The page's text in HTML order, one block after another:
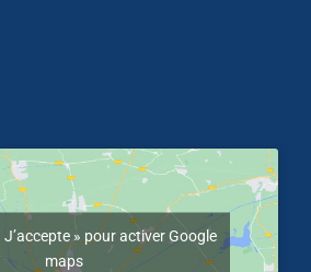
J’accepte » pour activer Google
maps